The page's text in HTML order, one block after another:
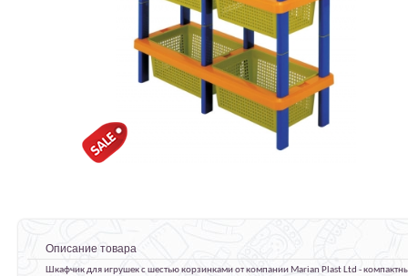
Описание товара
Шкафчик для игрушек с шестью корзинками от компании Marian Plast Ltd -